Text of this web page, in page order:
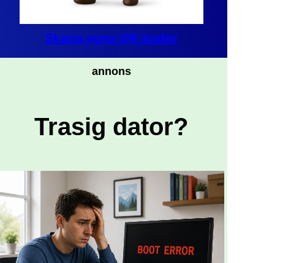
Skapa egna QR-koder
annons
Trasig dator?